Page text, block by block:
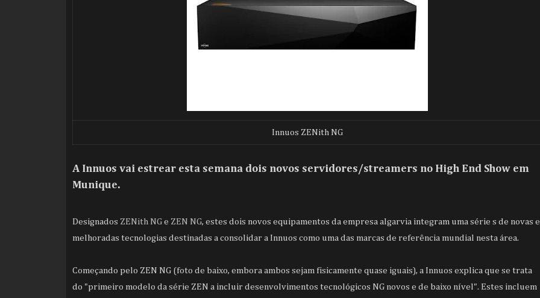
Innuos ZENith NG
A Innuos vai estrear esta semana dois novos servidores/streamers no High End Show em
Munique.
Designados ZENith NGe ZEN NG, estes dois novos equipamentos da empresa algarvia integram uma série s de novas e
melhoradas tecnologias destinadas a consolidar a Innuos como uma das marcas de referência mundial nesta área.
Começando pelo ZEN NG (foto de baixo, embora ambos sejam fisicamente quase iguais), a Innuos explica que se trata
do "primeiro modelo da série ZEN a incluir desenvolvimentos tecnológicos NG novos e de baixo nível". Estes incluem